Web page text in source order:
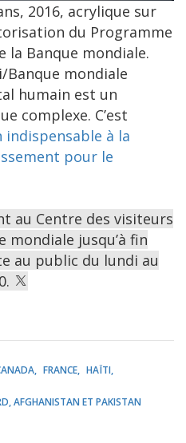
2016, acrylique sur
du Programme
la Banque mondiale.
Banque mondiale
humain est un
complexe. C’est
à la
pour le
au Centre des visiteurs
mondiale jusqu’à fin
au public du lundi au
FRANCE
HAÏTI
AFGHANISTAN ET PAKISTAN